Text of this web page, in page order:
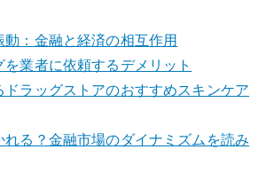
動：金融と経済の相互作用
業者に依頼するデメリット
ドラッグストアのおすすめスキンケア
れる？金融市場のダイナミズムを読み